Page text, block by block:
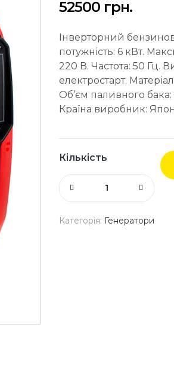
52500 грн.
Інверторний
потужність: 6 кВт.
220 В. Частота: 50 Гц.
електростарт.
Об’єм паливного бака:
Країна виробник:
Кількість
Категорія: Генератори